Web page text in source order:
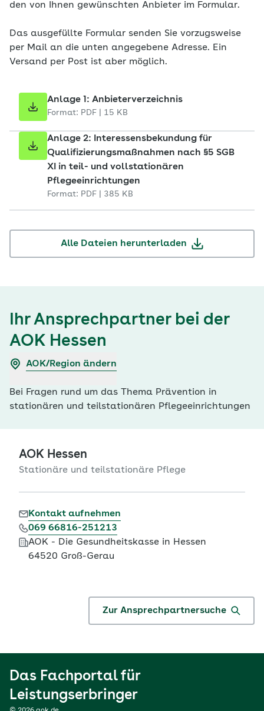
den von Ihnen gewünschten Anbieter im Formular.
Das ausgefüllte Formular senden Sie vorzugsweise
per Mail an die unten angegebene Adresse. Ein
Versand per Post ist aber möglich.
Anlage 1: Anbieterverzeichnis
Format: PDF | 15 KB
Anlage 2: Interessensbekundung für
Qualifizierungsmaßnahmen nach §5 SGB
XI in teil- und vollstationären
Pflegeeinrichtungen
Format: PDF | 385 KB
Alle Dateien herunterladen
Ihr Ansprechpartner bei der
AOK Hessen
AOK/Region ändern
Bei Fragen rund um das Thema Prävention in
stationären und teilstationären Pflegeeinrichtungen
AOK Hessen
Stationäre und teilstationäre Pflege
Kontakt aufnehmen
069 66816-251213
AOK - Die Gesundheitskasse in Hessen
64520 Groß-Gerau
Zur Ansprechpartnersuche
Das Fachportal für
Leistungserbringer